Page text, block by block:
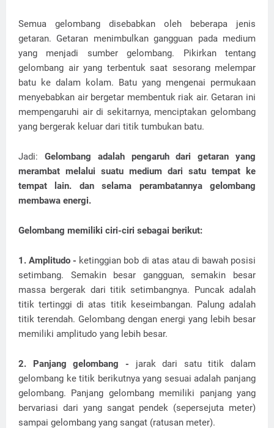
Semua gelombang disebabkan oleh beberapa jenis
getaran. Getaran menimbulkan gangguan pada medium
yang menjadi sumber gelombang. Pikirkan tentang
gelombang air yang terbentuk saat sesorang melempar
batu ke dalam kolam. Batu yang mengenai permukaan
menyebabkan air bergetar membentuk riak air. Getaran ini
mempengaruhi air di sekitarnya, menciptakan gelombang
yang bergerak keluar dari titik tumbukan batu.
Jadi: Gelombang adalah pengaruh dari getaran yang
merambat melalui suatu medium dari satu tempat ke
tempat lain. dan selama perambatannya gelombang
membawa energi.
Gelombang memiliki ciri-ciri sebagai berikut:
1. Amplitudo - ketinggian bob di atas atau di bawah posisi
setimbang. Semakin besar gangguan, semakin besar
massa bergerak dari titik setimbangnya. Puncak adalah
titik tertinggi di atas titik keseimbangan. Palung adalah
titik terendah. Gelombang dengan energi yang lebih besar
memiliki amplitudo yang lebih besar.
2. Panjang gelombang - jarak dari satu titik dalam
gelombang ke titik berikutnya yang sesuai adalah panjang
gelombang. Panjang gelombang memiliki panjang yang
bervariasi dari yang sangat pendek (sepersejuta meter)
sampai gelombang yang sangat (ratusan meter).